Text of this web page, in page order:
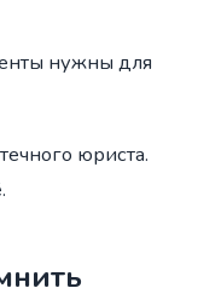
нужны для
юриста.